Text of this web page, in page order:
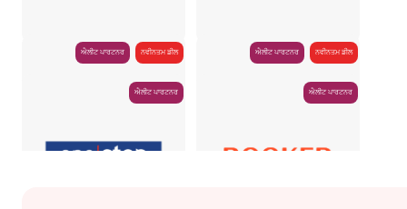
ਐਲੀਟ ਪਾਰਟਨਰ ਨਵੀਨਤਮ ਡੀਲ ਐਲੀਟ ਪਾਰਟਨਰ ਨਵੀਨਤਮ ਡੀਲ
ਐਲੀਟ ਪਾਰਟਨਰ ਐਲੀਟ ਪਾਰਟਨਰ